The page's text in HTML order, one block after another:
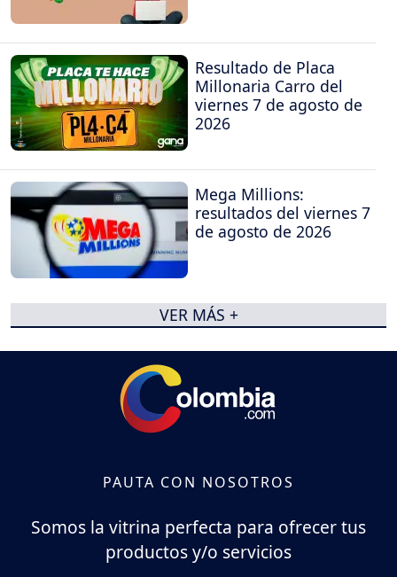
Resultado de Placa
Millonaria Carro del
viernes 7 de agosto de
2026
Mega Millions:
resultados del viernes 7
de agosto de 2026
VER MÁS +
PAUTA CON NOSOTROS
Somos la vitrina perfecta para ofrecer tus
productos y/o servicios